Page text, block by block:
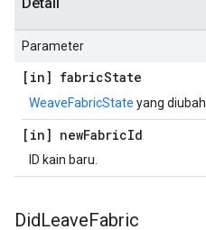
Parameter
[in] fabricState
WeaveFabricState yang diubah.
[in] newFabricId
ID kain baru.
DidLeaveFabric